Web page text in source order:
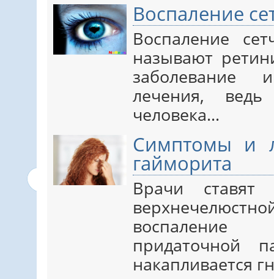
Воспаление
Воспаление
называют
заболевание
лечения,
человека…
Симптомы и
гайморита
Врачи ставят
придаточной
накапливается